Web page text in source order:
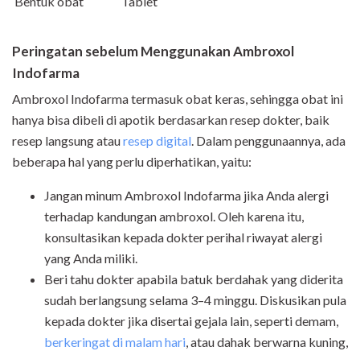
Peringatan sebelum Menggunakan Ambroxol
Indofarma
Ambroxol Indofarma termasuk obat keras, sehingga obat ini
hanya bisa dibeli di apotik berdasarkan resep dokter, baik
resep langsung atauresep digital. Dalam penggunaannya, ada
beberapa hal yang perlu diperhatikan, yaitu:
Jangan minum Ambroxol Indofarma jika Anda alergi
terhadap kandungan ambroxol. Oleh karena itu,
konsultasikan kepada dokter perihal riwayat alergi
yang Anda miliki.
Beri tahu dokter apabila batuk berdahak yang diderita
sudah berlangsung selama 3–4 minggu. Diskusikan pula
kepada dokter jika disertai gejala lain, seperti demam,
berkeringat di malam hari, atau dahak berwarna kuning,